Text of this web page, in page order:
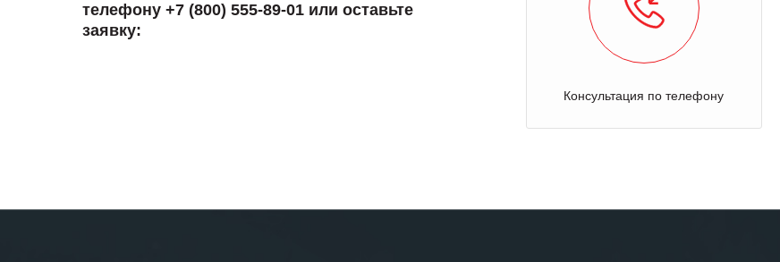
телефону +7 (800) 555-89-01 или оставьте
заявку:
Консультация по телефону